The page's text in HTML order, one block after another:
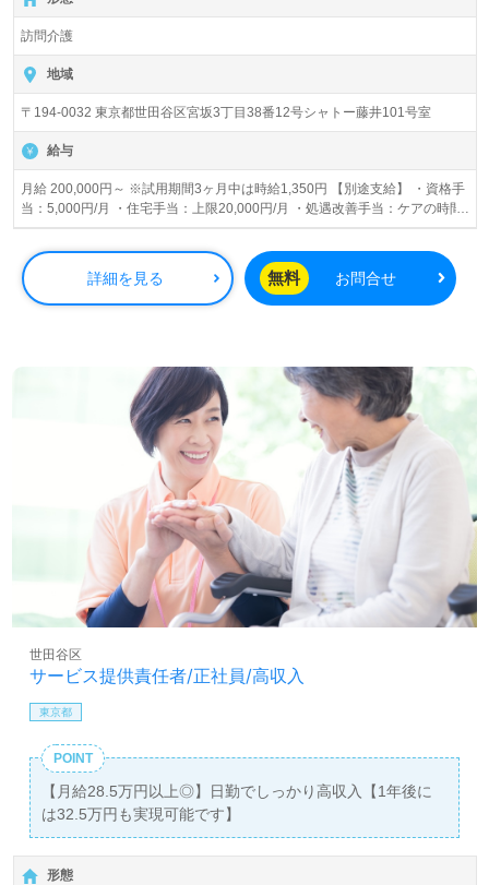
訪問介護
地域
〒194-0032 東京都世田谷区宮坂3丁目38番12号シャトー藤井101号室
給与
月給 200,000円～ ※試用期間3ヶ月中は時給1,350円 【別途支給】 ・資格手
当：5,000円/月 ・住宅手当：上限20,000円/月 ・処遇改善手当：ケアの時間
数により変動 訪問件数が多くなるほど給与・昇給UP！ あなたの頑張り次
詳細を見る 無料 お問合せ
サービス提供責任者/正社員/高収入
世田谷区
東京都
POINT
【月給28.5万円以上◎】日勤でしっかり高収入【1年後に
は32.5万円も実現可能です】
形態